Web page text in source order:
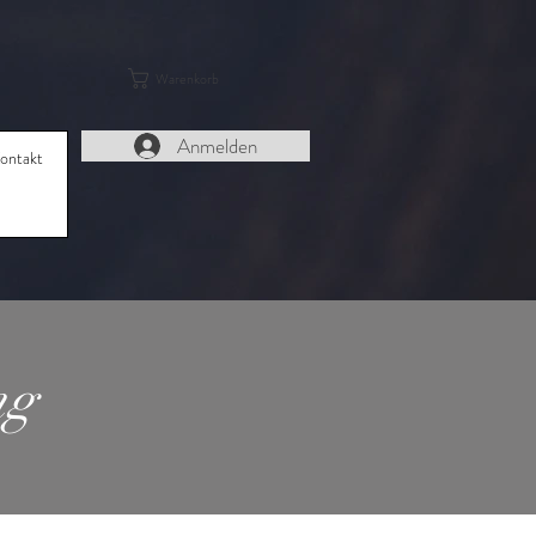
Anmelden